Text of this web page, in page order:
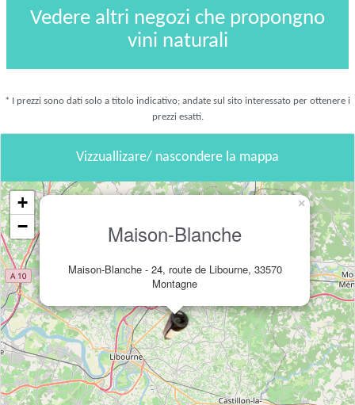
Vedere altri negozi che propongno
vini naturali
* I prezzi sono dati solo a titolo indicativo; andate sul sito interessato per ottenere i
prezzi esatti.
Vizzuallizare/ nascondere la mappa
Maison-Blanche
Maison-Blanche - 24, route de Libourne, 33570
Montagne
×
+
−